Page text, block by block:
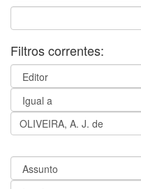
Filtros correntes: